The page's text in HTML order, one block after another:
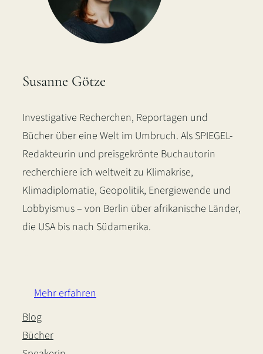
Susanne Götze
Investigative Recherchen, Reportagen und
Bücher über eine Welt im Umbruch. Als SPIEGEL-
Redakteurin und preisgekrönte Buchautorin
recherchiere ich weltweit zu Klimakrise,
Klimadiplomatie, Geopolitik, Energiewende und
Lobbyismus – von Berlin über afrikanische Länder,
die USA bis nach Südamerika.
Mehr erfahren
Blog
Bücher